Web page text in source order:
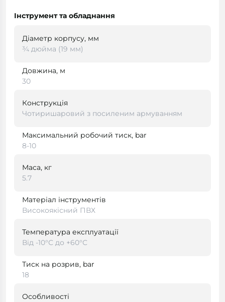
Інструмент та обладнання
Діаметр корпусу, мм
¾ дюйма (19 мм)
Довжина, м
30
Конструкція
Чотиришаровий з посиленим армуванням
Максимальний робочий тиск, bar
8-10
Маса, кг
5.7
Матеріал інструментів
Високоякісний ПВХ
Температура експлуатації
Від -10°С до +60°С
Тиск на розрив, bar
18
Особливості